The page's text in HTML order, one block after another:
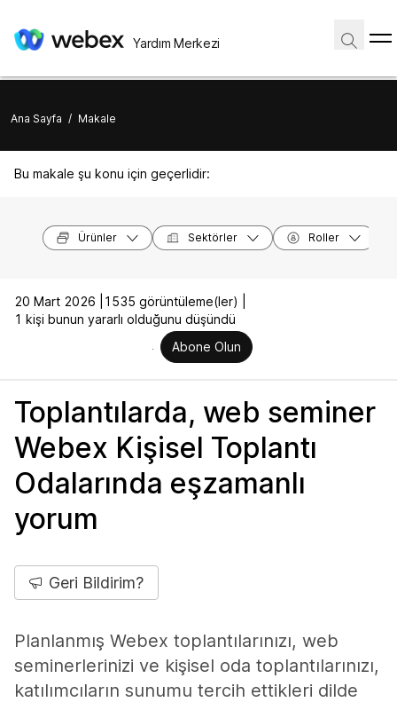
Yardım Merkezi
Ana Sayfa / Makale
Bu makale şu konu için geçerlidir:
Ürünler Sektörler Roller
20 Mart 2026 |
1535 görüntüleme(ler) |
1 kişi bunun yararlı olduğunu düşündü
Abone Olun
Toplantılarda, web seminer
Webex Kişisel Toplantı
Odalarında eşzamanlı
yorum
Geri Bildirim?
Planlanmış Webex toplantılarınızı, web
seminerlerinizi ve kişisel oda toplantılarınızı,
katılımcıların sunumu tercih ettikleri dilde